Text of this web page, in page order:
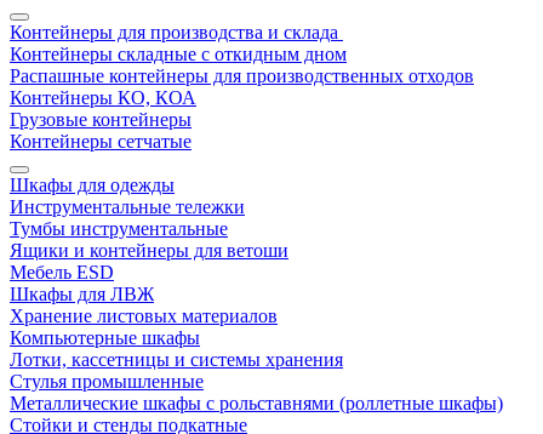
Контейнеры для производства и склада
Контейнеры складные с откидным дном
Распашные контейнеры для производственных отходов
Контейнеры КО, КОА
Грузовые контейнеры
Контейнеры сетчатые
Шкафы для одежды
Инструментальные тележки
Тумбы инструментальные
Ящики и контейнеры для ветоши
Мебель ESD
Шкафы для ЛВЖ
Хранение листовых материалов
Компьютерные шкафы
Лотки, кассетницы и системы хранения
Стулья промышленные
Металлические шкафы с рольставнями (роллетные шкафы)
Стойки и стенды подкатные